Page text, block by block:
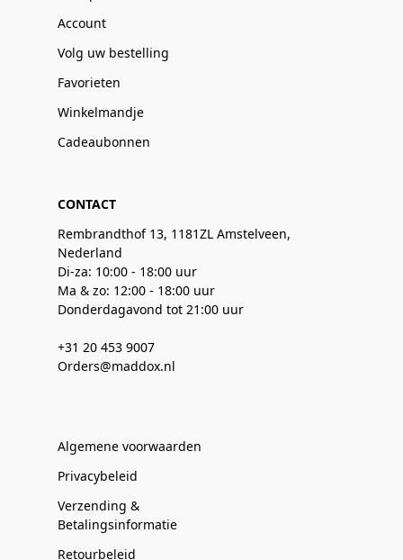
Account
Volg uw bestelling
Favorieten
Winkelmandje
Cadeaubonnen
CONTACT
Rembrandthof 13, 1181ZL Amstelveen,
Nederland
Di-za: 10:00 - 18:00 uur
Ma & zo: 12:00 - 18:00 uur
Donderdagavond tot 21:00 uur
+31 20 453 9007
Orders@maddox.nl
Algemene voorwaarden
Privacybeleid
Verzending &
Betalingsinformatie
Retourbeleid